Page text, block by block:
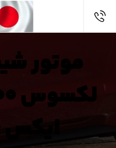
موتور
ایکس ۲۰۰ )